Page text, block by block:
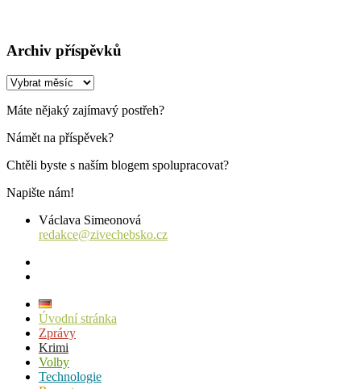
Archiv příspěvků
Archiv
Máte nějaký zajímavý postřeh?
Námět na příspěvek?
Chtěli byste s naším blogem spolupracovat?
Napište nám!
Václava Simeonová
redakce@zivechebsko.cz
Úvodní stránka
Zprávy
Krimi
Volby
Technologie